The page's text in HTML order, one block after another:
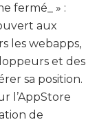
fermé_ » :
aux
les webapps,
et des
sa position.
l’AppStore
de